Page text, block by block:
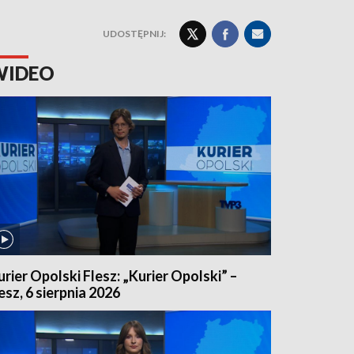
UDOSTĘPNIJ:
Opolski Flesz: „Kurier Opolski” –
6 sierpnia 2026